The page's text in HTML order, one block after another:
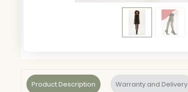
Product Description Warranty and Delivery